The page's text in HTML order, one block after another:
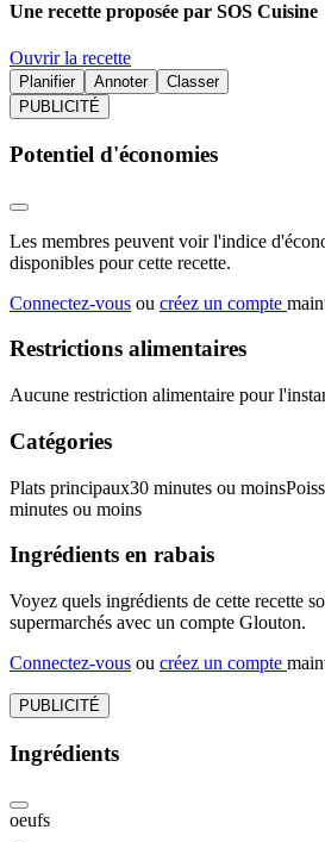
Une recette proposée par SOS Cuisine
Ouvrir la recette
Planifier Annoter
Classer
PUBLICITÉ
Potentiel d'économies
Les membres peuvent voir l'indice
disponibles pour cette recette.
Connectez-vous ou créez un compte
Restrictions alimentaires
Aucune restriction alimentaire pour
Catégories
Plats principaux30 minutes ou moins
minutes ou moins
Ingrédients en rabais
Voyez quels ingrédients de cette recette
supermarchés avec un compte Glouton.
Connectez-vous ou créez un compte
PUBLICITÉ
Ingrédients
oeufs